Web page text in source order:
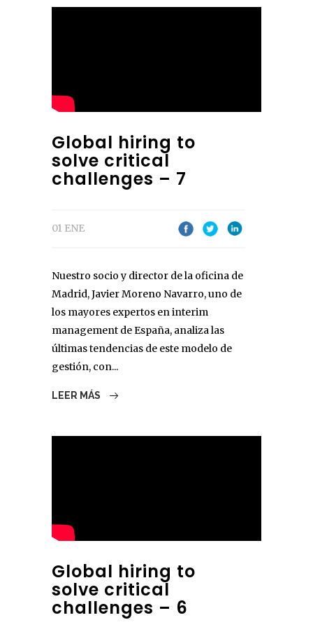
Global hiring to
solve critical
challenges – 7
01 ENE
Nuestro socio y director de la oficina de
Madrid, Javier Moreno Navarro, uno de
los mayores expertos en interim
management de España, analiza las
últimas tendencias de este modelo de
gestión, con...
LEER MÁS
Global hiring to
solve critical
challenges – 6